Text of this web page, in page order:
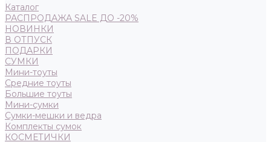
Каталог
РАСПРОДАЖА SALE ДО -20%
НОВИНКИ
В ОТПУСК
ПОДАРКИ
СУМКИ
Мини-тоуты
Средние тоуты
Большие тоуты
Мини-сумки
Сумки-мешки и ведра
Комплекты сумок
КОСМЕТИЧКИ